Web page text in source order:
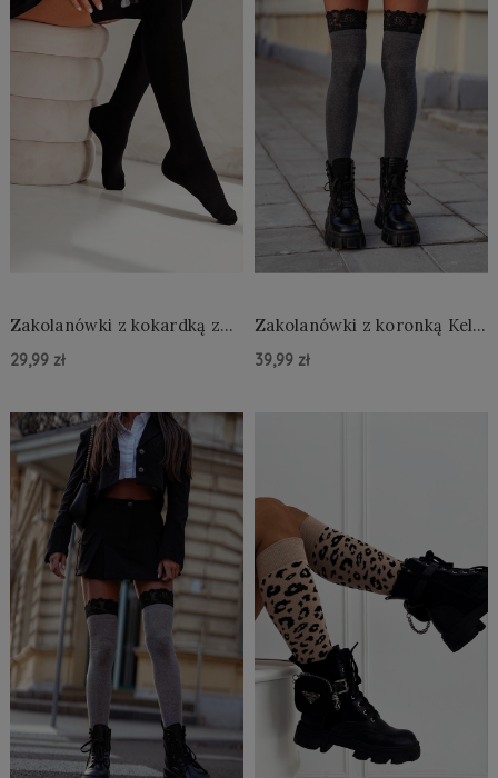
Zakolanówki z kokardką z
29,99 zł
Do Koszyka »
Zakolanówki z koronką Kelly
39,99 zł
Do Koszyka »